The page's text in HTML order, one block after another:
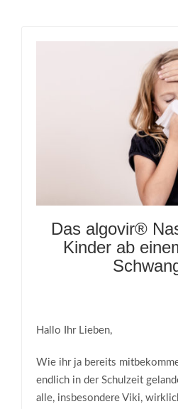
Das algovir®
Kinder ab
Hallo Ihr Lieben,
Wie ihr ja bereits
endlich in der Schulzeit
alle, insbesondere Viki,